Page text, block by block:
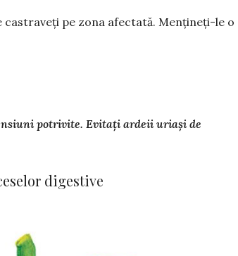
castraveți pe zona afectată. Menți­ne­ți-le o
potrivite. Evi­tați ardeii uriași de
digestive